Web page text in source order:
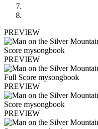
PREVIEW
PREVIEW
PREVIEW
PREVIEW